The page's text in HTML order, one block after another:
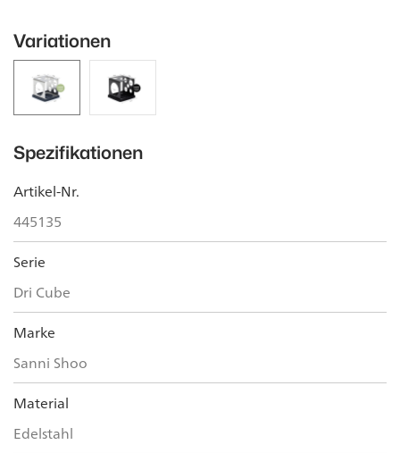
Variationen
Spezifikationen
Artikel-Nr.
445135
Serie
Dri Cube
Marke
Sanni Shoo
Material
Edelstahl